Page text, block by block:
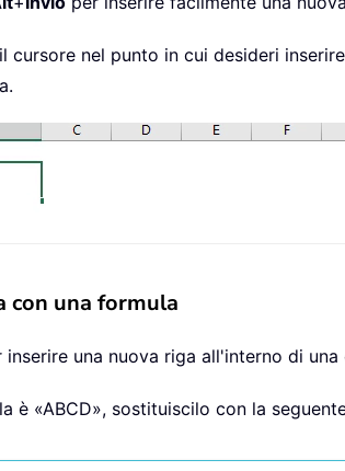
cursore nel punto in cui desideri
con una formula
una nuova riga all'interno di una
è «ABCD», sostituiscilo con la